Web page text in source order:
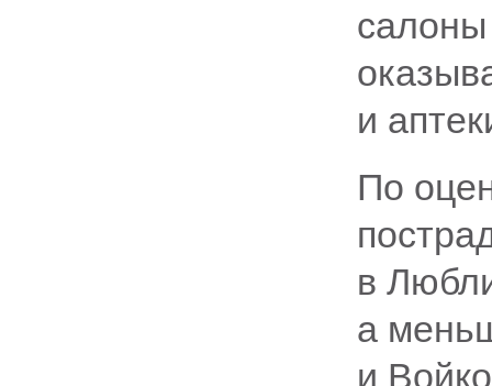
и
По
в
а
и